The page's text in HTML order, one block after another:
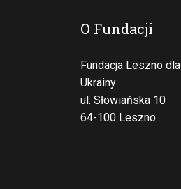
O Fundacji
Fundacja Leszno dla
Ukrainy
ul. Słowiańska 10
64-100 Leszno